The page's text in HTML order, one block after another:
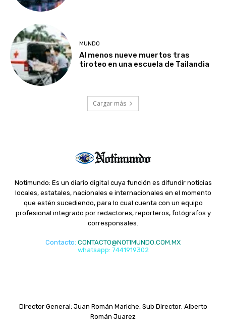
MUNDO
Al menos nueve muertos tras
tiroteo en una escuela de Tailandia
Cargar más
Notimundo: Es un diario digital cuya función es difundir noticias
locales, estatales, nacionales e internacionales en el momento
que estén sucediendo, para lo cual cuenta con un equipo
profesional integrado por redactores, reporteros, fotógrafos y
corresponsales.
Contacto: CONTACTO@NOTIMUNDO.COM.MX
whatsapp: 7441919302
Director General: Juan Román Mariche, Sub Director: Alberto
Román Juarez